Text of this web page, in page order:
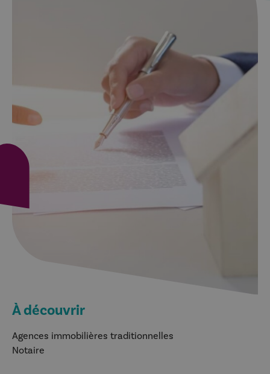
À découvrir
Agences immobilières traditionnelles
Notaire